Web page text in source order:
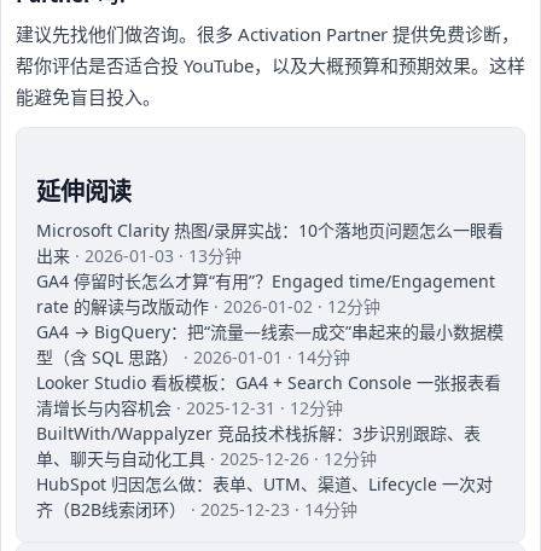
建议先找他们做咨询。很多 Activation Partner 提供免费诊断，
帮你评估是否适合投 YouTube，以及大概预算和预期效果。这样
能避免盲目投入。
延伸阅读
Microsoft Clarity 热图/录屏实战：10个落地页问题怎么一眼看
出来 · 2026-01-03 · 13分钟
GA4 停留时长怎么才算“有用”？Engaged time/Engagement
rate 的解读与改版动作 · 2026-01-02 · 12分钟
GA4 → BigQuery：把“流量—线索—成交”串起来的最小数据模
型（含 SQL 思路）
· 2026-01-01 · 14分钟
Looker Studio 看板模板：GA4 + Search Console 一张报表看
清增长与内容机会 · 2025-12-31 · 12分钟
BuiltWith/Wappalyzer 竞品技术栈拆解：3步识别跟踪、表
单、聊天与自动化工具 · 2025-12-26 · 12分钟
HubSpot 归因怎么做：表单、UTM、渠道、Lifecycle 一次对
齐（B2B线索闭环）
· 2025-12-23 · 14分钟